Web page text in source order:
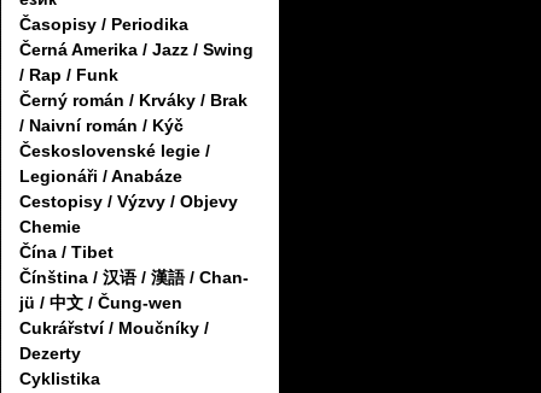
Časopisy / Periodika
Černá Amerika / Jazz / Swing
/ Rap / Funk
Černý román / Krváky / Brak
/ Naivní román / Kýč
Československé legie /
Legionáři / Anabáze
Cestopisy / Výzvy / Objevy
Chemie
Čína / Tibet
Čínština / 汉语 / 漢語 / Chan-
jü / 中文 / Čung-wen
Cukrářství / Moučníky /
Dezerty
Cyklistika